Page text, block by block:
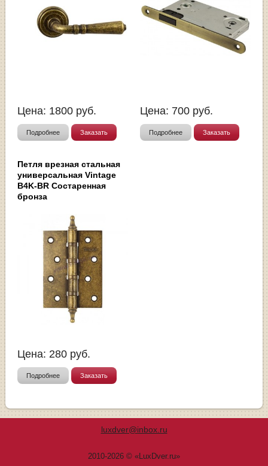
Цена: 1800 руб.
Подробнее Заказать
Цена: 700 руб.
Подробнее Заказать
Петля врезная стальная
универсальная Vintage
B4K-BR Состаренная
бронза
Цена: 280 руб.
Подробнее Заказать
luxdver@inbox.ru
2010-2026 © «LuxDver.ru»